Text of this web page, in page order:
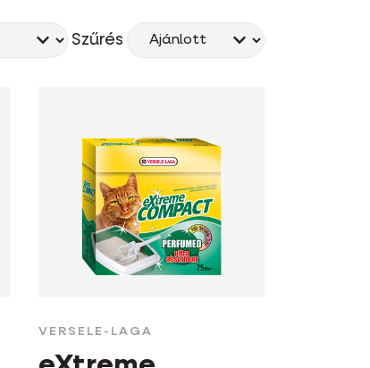
Szűrés
VERSELE-LAGA